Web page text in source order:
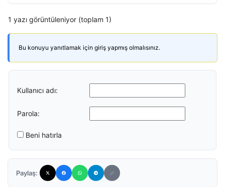
1 yazı görüntüleniyor (toplam 1)
Bu konuyu yanıtlamak için giriş yapmış olmalısınız.
Kullanıcı adı:
Parola:
Beni hatırla
Paylaş: